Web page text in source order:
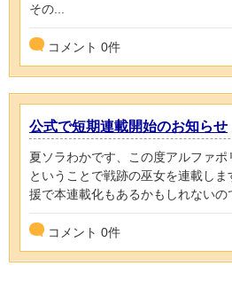
その...
コメント 0件
公式で短期連載開始のお知らせ
夏ソラわかです、この度アルファ
ということで戦跡の巫女を連載し
援で本連載化もあるかもしれないの
コメント 0件